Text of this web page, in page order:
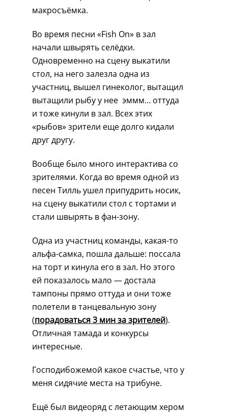
макросъёмка.
Во время песни «Fish On» в зал
начали швырять селёдки.
Одновременно на сцену выкатили
стол, на него залезла одна из
участниц, вышел гинеколог, вытащил
вытащили рыбу у нее эммм… оттуда
и тоже кинули в зал. Всех этих
«рыбов» зрители еще долго кидали
друг другу.
Вообще было много интерактива со
зрителями. Когда во время одной из
песен Тилль ушел припудрить носик,
на сцену выкатили стол с тортами и
стали швырять в фан-зону.
Одна из участниц команды, какая-то
альфа-самка, пошла дальше: поссала
на торт и кинула его в зал. Но этого
ей показалось мало — достала
тампоны прямо оттуда и они тоже
полетели в танцевальную зону
(порадоваться 3 мин за зрителей).
Отличная тамада и конкурсы
интересные.
Господибожемой какое счастье, что у
меня сидячие места на трибуне.
Ещё был видеоряд с летающим хером